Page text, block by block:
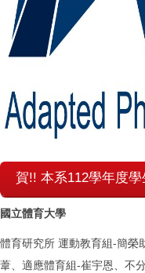
賀!! 本系112學年度
國立體育大學
體育研究所 運動教育組-簡榮
葦、適應體育組-崔宇恩、不